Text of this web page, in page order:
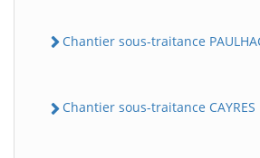
Chantier sous-traitance
Chantier sous-traitance CAYRES